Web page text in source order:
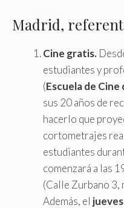
Madrid,
Cine gratis.
estudiantes y
(Escuela de Cine
sus 20 años de
hacerlo que
cortometrajes
estudiantes
comenzará a las
(Calle Zurbano
Además, el